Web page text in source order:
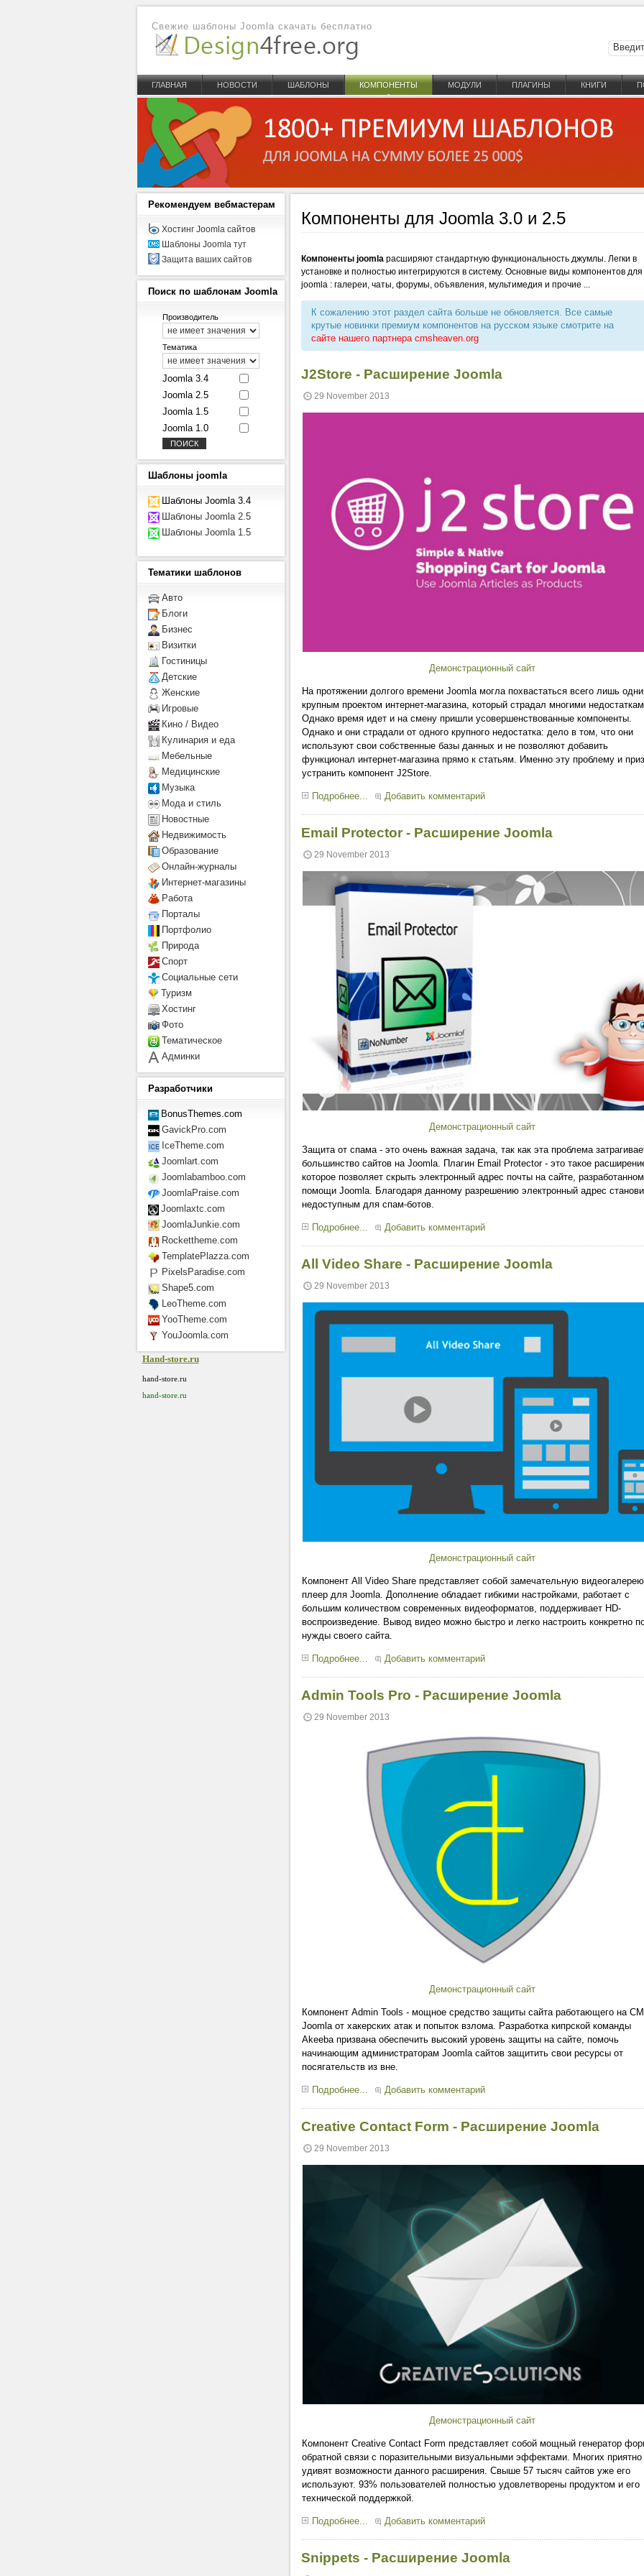
Свежие шаблоны Joomla скачать бесплатно
ГЛАВНАЯ НОВОСТИ ШАБЛОНЫ КОМПОНЕНТЫ МОДУЛИ ПЛАГИНЫ КНИГИ
Компоненты для Joomla 3.0 и 2.5
Компоненты joomlaрасширяют стандартную функциональность джумлы. Легки в
установке и полностью интегрируются в систему. Основные виды компонентов для
joomla : галереи, чаты, форумы, объявления, мультимедия и прочие ...
К сожалению этот раздел сайта больше не обновляется. Все самые
крутые новинки премиум компонентов на русском языке смотрите на
сайте нашего партнера cmsheaven.org
J2Store - Расширение Joomla
29 November 2013
Демонстрационный сайт
На протяжении долгого времени Joomla могла похвастаться всего лишь
крупным проектом интернет-магазина, который страдал многими
Однако время идет и на смену пришли усовершенствованные компоненты.
Однако и они страдали от одного крупного недостатка: дело в том, что они
используют свои собственные базы данных и не позволяют добавить
функционал интернет-магазина прямо к статьям. Именно эту проблему и
устранить компонент J2Store.
Подробнее... Добавить комментарий
Email Protector - Расширение Joomla
29 November 2013
Демонстрационный сайт
Защита от спама - это очень важная задача, так как эта проблема
большинство сайтов на Joomla. Плагин Email Protector - это такое
которое позволяет скрыть электронный адрес почты на сайте,
помощи Joomla. Благодаря данному разрешению электронный адрес
недоступным для спам-ботов.
Подробнее... Добавить комментарий
All Video Share - Расширение Joomla
29 November 2013
Демонстрационный сайт
Компонент All Video Share представляет собой замечательную
плеер для Joomla. Дополнение обладает гибкими настройками, работает с
большим количеством современных видеоформатов, поддерживает HD-
воспроизведение. Вывод видео можно быстро и легко настроить конкретно
нужды своего сайта.
Подробнее... Добавить комментарий
Admin Tools Pro - Расширение Joomla
29 November 2013
Демонстрационный сайт
Компонент Admin Tools - мощное средство защиты сайта работающего на
Joomla от хакерских атак и попыток взлома. Разработка кипрской команды
Akeeba призвана обеспечить высокий уровень защиты на сайте, помочь
начинающим администраторам Joomla сайтов защитить свои ресурсы от
посягательств из вне.
Подробнее... Добавить комментарий
Creative Contact Form - Расширение Joomla
29 November 2013
Демонстрационный сайт
Компонент Creative Contact Form представляет собой мощный генератор
обратной связи с поразительными визуальными эффектами. Многих приятно
удивят возможности данного расширения. Свыше 57 тысяч сайтов уже его
используют. 93% пользователей полностью удовлетворены продуктом и его
технической поддержкой.
Подробнее... Добавить комментарий
Snippets - Расширение Joomla
Рекомендуем вебмастерам
Хостинг Joomla сайтов
Шаблоны Joomla тут
Защита ваших сайтов
Поиск по шаблонам Joomla
Производитель
Тематика
Joomla 3.4
Joomla 2.5
Joomla 1.5
Joomla 1.0
Шаблоны joomla
Шаблоны Joomla 3.4
Шаблоны Joomla 2.5
Шаблоны Joomla 1.5
Тематики шаблонов
Авто
Блоги
Бизнес
Визитки
Гостиницы
Детcкие
Женские
Игровые
Кино / Видео
Кулинария и еда
Мебельные
Медицинские
Музыка
Мода и стиль
Новостные
Недвижимость
Образование
Онлайн-журналы
Интернет-магазины
Работа
Порталы
Портфолио
Природа
Спорт
Социальные сети
Туризм
Хостинг
Фото
Тематическое
Админки
Разработчики
BonusThemes.com
GavickPro.com
IceTheme.com
Joomlart.com
Joomlabamboo.com
JoomlaPraise.com
Joomlaxtc.com
JoomlaJunkie.com
Rockettheme.com
TemplatePlazza.com
PixelsParadise.com
Shape5.com
LeoTheme.com
YooTheme.com
YouJoomla.com
Hand-store.ru
hand-store.ru
hand-store.ru